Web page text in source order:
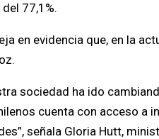
77,1%.
en evidencia que, en la
sociedad ha ido
cuenta con acceso a
señala Gloria Hutt,